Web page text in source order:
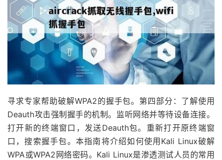
寻求专家帮助破解WPA2的握手包。第四部分：了解使用
Deauth攻击强制握手的机制。监听网络并等待设备连接。
打开新的终端窗口，发送Deauth包。重新打开原终端窗
口，搜索握手包。本指南将介绍如何使用Kali Linux破解
WPA或WPA2网络密码。Kali Linux是渗透测试人员的常用